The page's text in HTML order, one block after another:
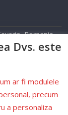
Romania
Dvs. este
ar fi modulele
precum
a personaliza